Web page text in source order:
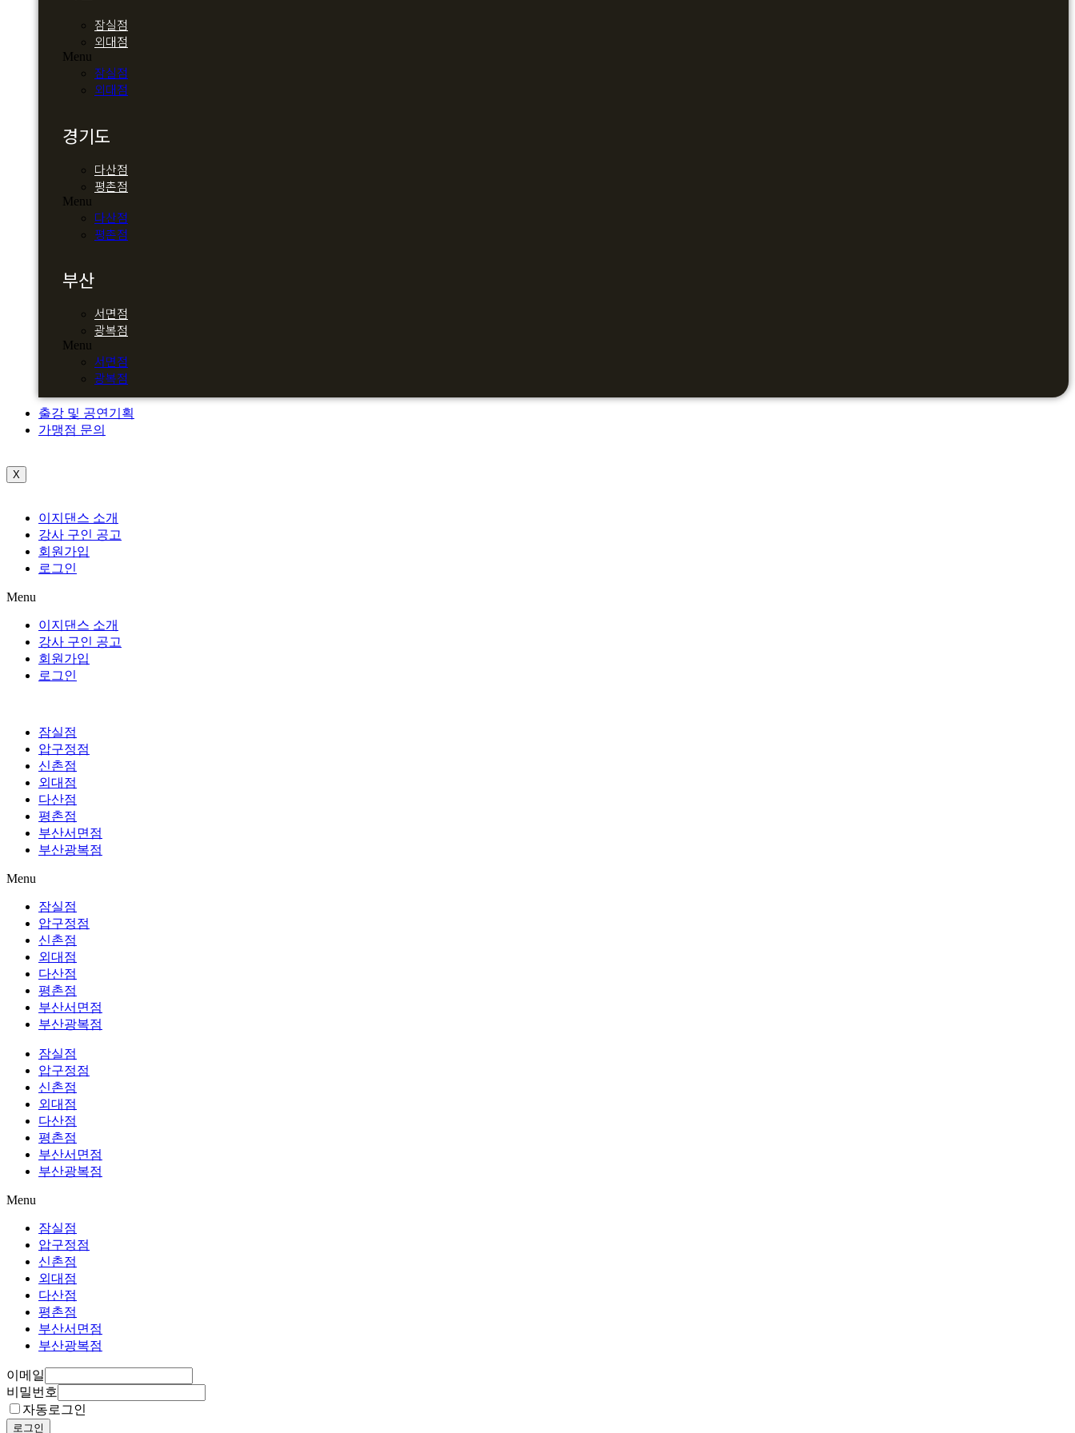
잠실점
외대점
Menu
잠실점
외대점
경기도
다산점
평촌점
Menu
다산점
평촌점
부산
서면점
광복점
Menu
서면점
광복점
출강 및 공연기획
가맹점 문의
X
이지댄스 소개
강사 구인 공고
회원가입
로그인
Menu
이지댄스 소개
강사 구인 공고
회원가입
로그인
잠실점
압구정점
신촌점
외대점
다산점
평촌점
부산서면점
부산광복점
Menu
잠실점
압구정점
신촌점
외대점
다산점
평촌점
부산서면점
부산광복점
잠실점
압구정점
신촌점
외대점
다산점
평촌점
부산서면점
부산광복점
Menu
잠실점
압구정점
신촌점
외대점
다산점
평촌점
부산서면점
부산광복점
이메일
비밀번호
자동로그인
로그인